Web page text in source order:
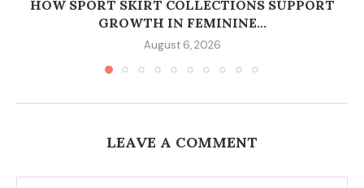
HOW SPORT SKIRT COLLECTIONS SUPPORT
GROWTH IN FEMININE...
August 6, 2026
LEAVE A COMMENT